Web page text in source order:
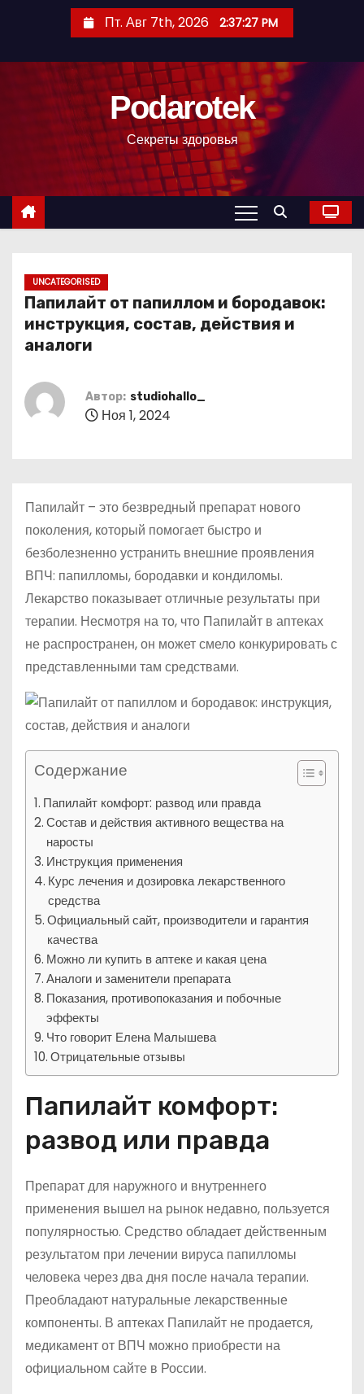
с
Пт. Авг 7th, 2026 2:37:28 PM
Podarotek
Секреты здоровья
UNCATEGORISED
Папилайт от папиллом и бородавок:
инструкция, состав, действия и
аналоги
Автор: studiohallo_
Ноя 1, 2024
Папилайт – это безвредный препарат нового
поколения, который помогает быстро и
безболезненно устранить внешние проявления
ВПЧ: папилломы, бородавки и кондиломы.
Лекарство показывает отличные результаты при
терапии. Несмотря на то, что Папилайт в аптеках
не распространен, он может смело конкурировать с
представленными там средствами.
Содержание
Папилайт комфорт: развод или правда
Состав и действия активного вещества на
наросты
Инструкция применения
Курс лечения и дозировка лекарственного
средства
Официальный сайт, производители и гарантия
качества
Можно ли купить в аптеке и какая цена
Аналоги и заменители препарата
Показания, противопоказания и побочные
эффекты
Что говорит Елена Малышева
Отрицательные отзывы
Папилайт комфорт:
развод или правда
Препарат для наружного и внутреннего
применения вышел на рынок недавно, пользуется
популярностью. Средство обладает действенным
результатом при лечении вируса папилломы
человека через два дня после начала терапии.
Преобладают натуральные лекарственные
компоненты. В аптеках Папилайт не продается,
медикамент от ВПЧ можно приобрести на
официальном сайте в России.